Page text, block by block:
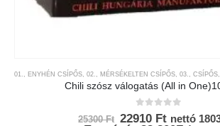
01., ENYHÉN CSÍPŐS 02., MÉRSÉKELTEN CSÍPŐS 03., CSÍPŐS
Chili szósz válogatás (All in
0az 5-ből
25300Ft Original
22910 FtCurrent
nettó